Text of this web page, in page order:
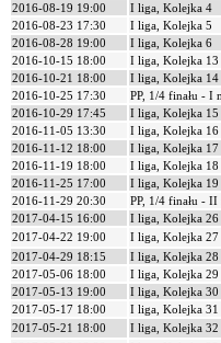
2016-08-19 19:00
I liga, Kolejka 4
2016-08-23 17:30
I liga, Kolejka 5
2016-08-28 19:00
I liga, Kolejka 6
2016-10-15 18:00
I liga, Kolejka 13
2016-10-21 18:00
I liga, Kolejka 14
2016-10-25 17:30
PP, 1/4 finału - I
2016-10-29 17:45
I liga, Kolejka 15
2016-11-05 13:30
I liga, Kolejka 16
2016-11-12 18:00
I liga, Kolejka 17
2016-11-19 18:00
I liga, Kolejka 18
2016-11-25 17:00
I liga, Kolejka 19
2016-11-29 20:30
PP, 1/4 finału - II
2017-04-15 16:00
I liga, Kolejka 26
2017-04-22 19:00
I liga, Kolejka 27
2017-04-29 18:15
I liga, Kolejka 28
2017-05-06 18:00
I liga, Kolejka 29
2017-05-13 19:00
I liga, Kolejka 30
2017-05-17 18:00
I liga, Kolejka 31
2017-05-21 18:00
I liga, Kolejka 32